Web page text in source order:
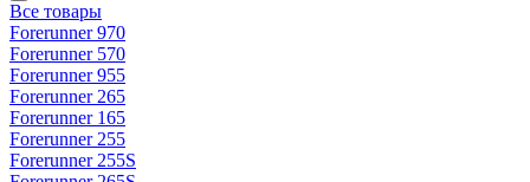
Все товары
Forerunner 970
Forerunner 570
Forerunner 955
Forerunner 265
Forerunner 165
Forerunner 255
Forerunner 255S